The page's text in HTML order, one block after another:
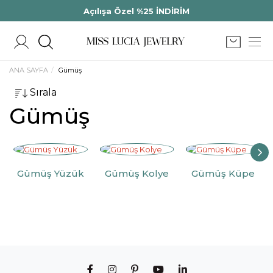
Açılışa Özel %25 İNDİRİM
ANA SAYFA Gümüş
Sırala
Gümüş
Gümüş Yüzük Gümüş Kolye Gümüş Küpe